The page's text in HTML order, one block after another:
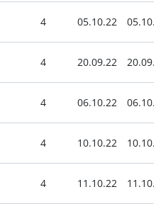
4 05.10.22
4 20.09.22
4 06.10.22
4 10.10.22
4 11.10.22